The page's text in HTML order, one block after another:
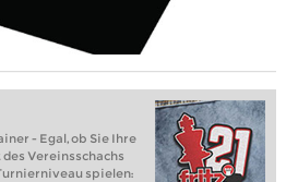
- Egal, ob Sie Ihre
Vereinsschachs
spielen: